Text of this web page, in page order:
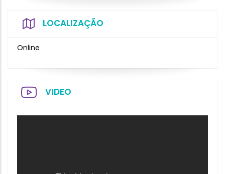
LOCALIZAÇÃO
Online
VIDEO